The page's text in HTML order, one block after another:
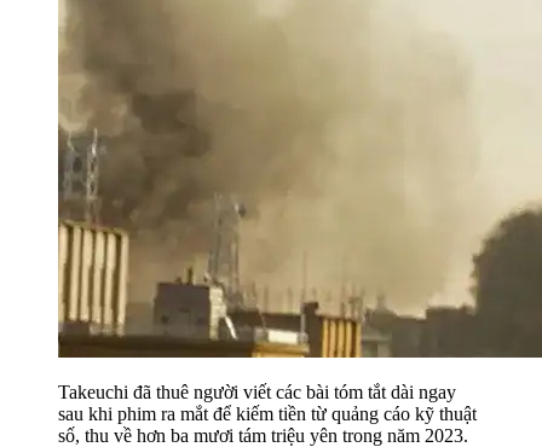
Takeuchi đã thuê người viết các bài tóm tắt dài ngay
sau khi phim ra mắt để kiếm tiền từ quảng cáo kỹ thuật
số, thu về hơn ba mươi tám triệu yên trong năm 2023.